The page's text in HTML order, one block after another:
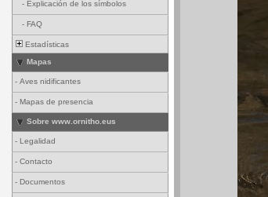
- Explicación de los símbolos
- FAQ
Estadísticas
Mapas
- Aves nidificantes
- Mapas de presencia
Sobre www.ornitho.eus
- Legalidad
- Contacto
- Documentos